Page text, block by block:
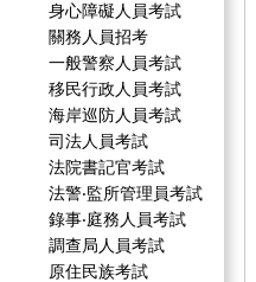
身心障礙人員考試
關務人員招考
一般警察人員考試
移民行政人員考試
海岸巡防人員考試
司法人員考試
法院書記官考試
法警‧監所管理員考試
錄事‧庭務人員考試
調查局人員考試
原住民族考試